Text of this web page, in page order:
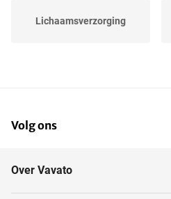
Lichaamsverzorging
Volg ons
Over Vavato